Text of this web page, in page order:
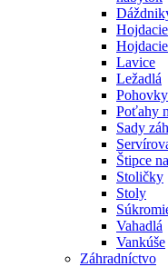
Lavice
Ležadlá
Pohovky
Poťahy
Sady
Štipce
Stoličky
Stoly
Vahadlá
Vankúše
Záhradníctvo